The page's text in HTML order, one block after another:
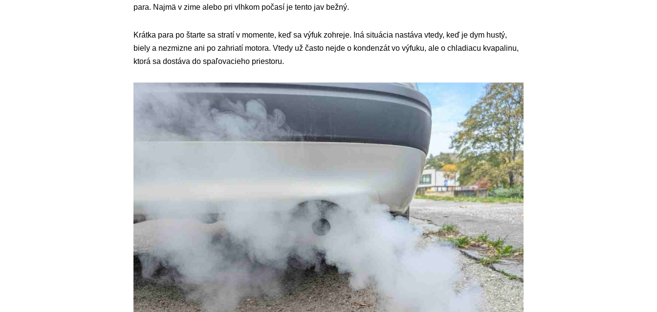
para. Najmä v zime alebo pri vlhkom počasí je tento jav bežný.
Krátka para po štarte sa stratí v momente, keď sa výfuk zohreje. Iná situácia nastáva vtedy, keď je dym hustý,
biely a nezmizne ani po zahriatí motora. Vtedy už často nejde o kondenzát vo výfuku, ale o chladiacu kvapalinu,
ktorá sa dostáva do spaľovacieho priestoru.